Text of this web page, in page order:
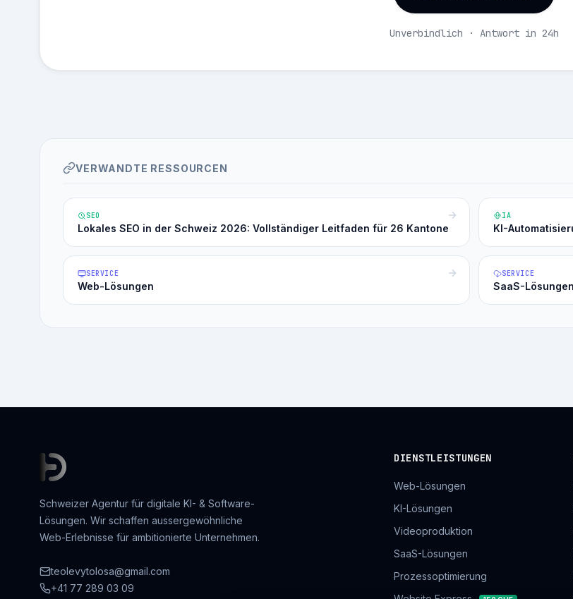
Unverbindlich · Antwort in 24h
VERWANDTE RESSOURCEN
SEO
Lokales SEO in der Schweiz 2026: Vollständiger Leitfaden für 26 Kantone
IA
KI-
SERVICE
Web-Lösungen
SERVICE
SaaS-Lösungen
Schweizer Agentur für digitale KI- & Software-
Lösungen. Wir schaffen aussergewöhnliche
Web-Erlebnisse für ambitionierte Unternehmen.
teolevytolosa@gmail.com
+41 77 289 03 09
DIENSTLEISTUNGEN
Web-Lösungen
KI-Lösungen
Videoproduktion
SaaS-Lösungen
Prozessoptimierung